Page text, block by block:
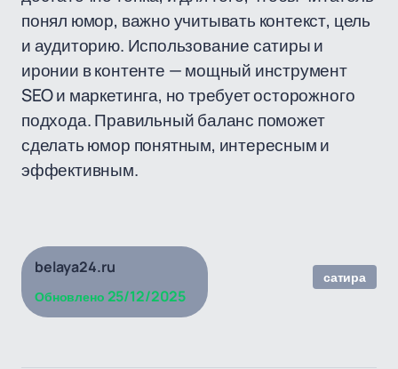
понял юмор, важно учитывать контекст, цель
и аудиторию. Использование сатиры и
иронии в контенте — мощный инструмент
SEO и маркетинга, но требует осторожного
подхода. Правильный баланс поможет
сделать юмор понятным, интересным и
эффективным.
belaya24.ru
Обновлено 25/12/2025
сатира